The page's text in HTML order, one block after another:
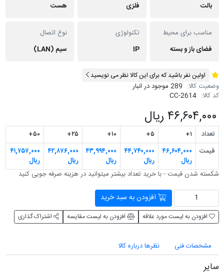
بالت
فلزی
هست
مناسب برای محیط
فضای باز و بسته
تکنولوژی
IP
نوع اتصال
سیم (LAN)
اولین نفر باشید که برای این کالا نظر می نویسید
وضعیت کالا: 289 موجود در انبار
کد کالا: CC-2614
۴۶,۶۰۴,۰۰۰ ریال
شکسته شدن قیمت - با خرید تعداد بیشتر می‎توانید در هزینه صرفه جویی کنید
تعداد ۱+ ۵+ ۱۰+ ۲۵+
۵۰+
قیمت
۴۶,۶۰۴,۰۰۰
ریال
۴۴,۷۴۰,۰۰۰
ریال
۴۳,۹۹۴,۰۰۰
ریال
۴۲,۸۷۶,۰۰۰
ریال
۴۱,۷۵۷,۰۰۰
ریال
افزودن به سبد خرید
افزودن به لیست مورد علاقه افزودن به لیست مقایسه اشتراک گذاری
مشخصات فنی نظرها درباره کالا
سایر